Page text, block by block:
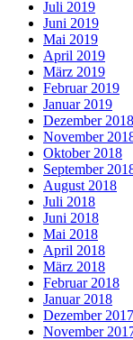
Juli 2019
Juni 2019
Mai 2019
April 2019
März 2019
Februar 2019
Januar 2019
Dezember 2018
November
Oktober 2018
September
August 2018
Juli 2018
Juni 2018
Mai 2018
April 2018
März 2018
Februar 2018
Januar 2018
Dezember 2017
November